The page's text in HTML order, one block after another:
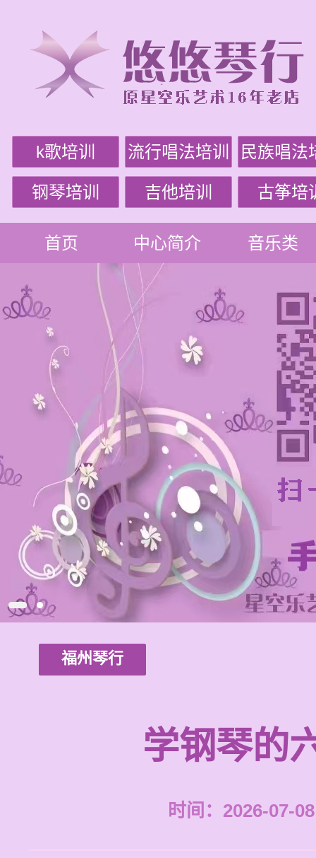
k歌培训 流行唱法培训 民族唱法
钢琴培训 吉他培训 古筝培
首页 中心简介 音乐类
福州琴行
学钢琴的
时间：2026-07-